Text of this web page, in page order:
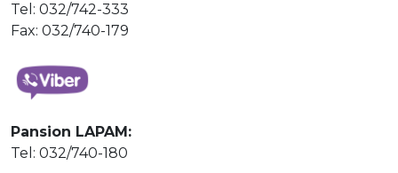
Tel: 032/742-333
Fax: 032/740-179
Pansion LAPAM:
Tel: 032/740-180